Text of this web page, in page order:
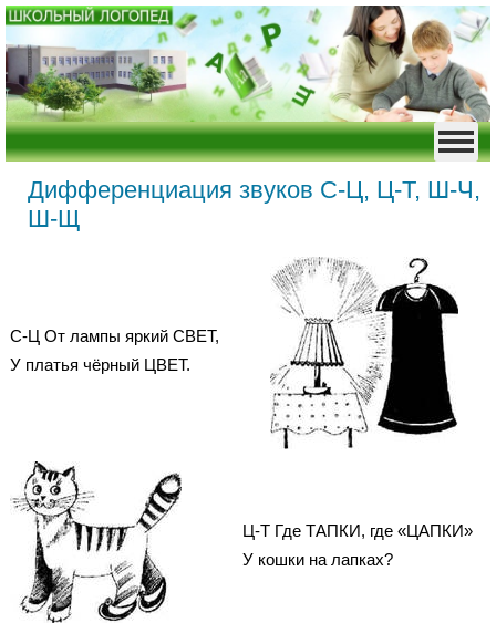
Дифференциация звуков С-Ц, Ц-Т, Ш-Ч,
Ш-Щ
С-Ц От лампы яркий СВЕТ,
У платья чёрный ЦВЕТ.
Ц-Т Где ТАПКИ, где «ЦАПКИ»
У кошки на лапках?